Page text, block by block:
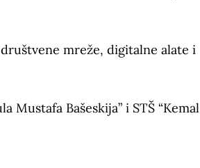
mreže, digitalne alate i
Mustafa Bašeskija” i STŠ “Kemal